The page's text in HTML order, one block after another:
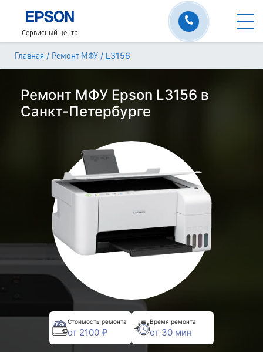
Сервисный центр
Главная / Ремонт МФУ / L3156
Ремонт МФУ Epson L3156 в
Санкт-Петербурге
Стоимость ремонта
от 2100 ₽
Время ремонта
от 30 мин